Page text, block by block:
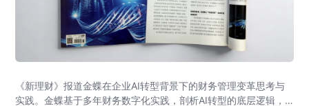
《新理财》报道金蝶在企业AI转型背景下的财务管理变革思考与
实践。金蝶基于多年财务数字化实践，剖析AI转型的底层逻辑，